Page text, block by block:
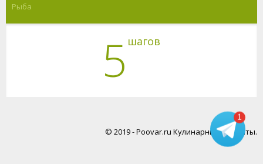
Рыба
5 шагов
© 2019 - Poovar.ru Кулинарные рецепты.
1